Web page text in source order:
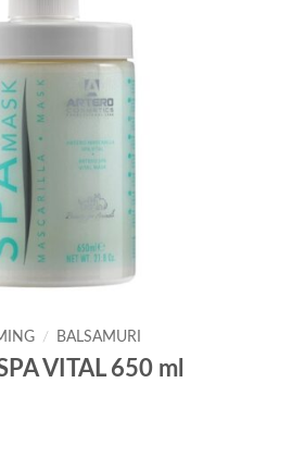
/ BALSAMURI
VITAL 650 ml